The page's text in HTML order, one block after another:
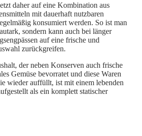
daher auf eine Kombination aus
mit dauerhaft nutzbaren
konsumiert werden. So ist man
sondern kann auch bei länger
auf eine frische und
zurückgreifen.
der neben Konserven auch frische
Gemüse bevorratet und diese Waren
wieder auffüllt, ist mit einem lebenden
als ein komplett statischer